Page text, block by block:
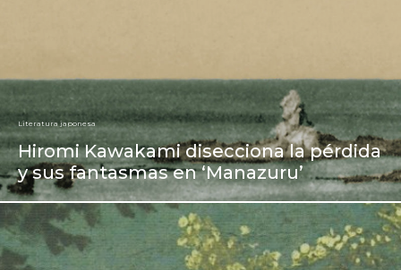
Literatura japonesa
Hiromi Kawakami disecciona la pérdida
y sus fantasmas en ‘Manazuru’